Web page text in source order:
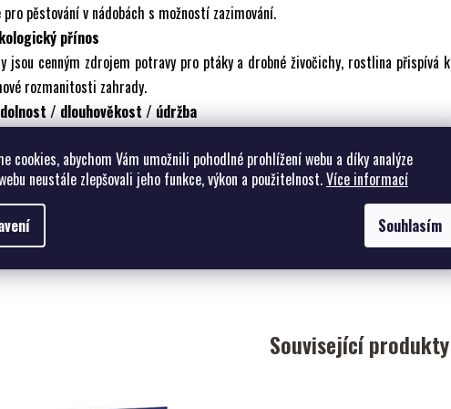
cookies, abychom Vám umožnili pohodlné prohlížení webu a díky analýze
neustále zlepšovali jeho funkce, výkon a použitelnost.Více informací
Souhlasím
pěstování v nádobách s možností zazimování.
přínos
jsou cenným zdrojem potravy pro ptáky a drobné živočichy, rostlina přispívá k
rozmanitosti zahrady.
/ dlouhověkost / údržba
řez je mírný, zaměřený na udržení tvaru a podporu plodnosti.
výsadby
kusů na 1 m²
Související produkty